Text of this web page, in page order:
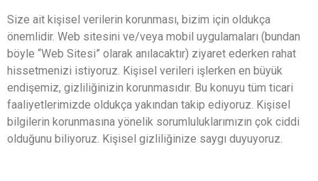
Size ait kişisel verilerin korunması, bizim için oldukça
önemlidir. Web sitesini ve/veya mobil uygulamaları (bundan
böyle “Web Sitesi” olarak anılacaktır) ziyaret ederken rahat
hissetmenizi istiyoruz. Kişisel verileri işlerken en büyük
endişemiz, gizliliğinizin korunmasıdır. Bu konuyu tüm ticari
faaliyetlerimizde oldukça yakından takip ediyoruz. Kişisel
bilgilerin korunmasına yönelik sorumluluklarımızın çok ciddi
olduğunu biliyoruz. Kişisel gizliliğinize saygı duyuyoruz.